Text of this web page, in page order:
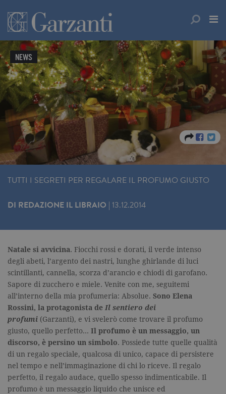
NEWS
TUTTI I SEGRETI PER REGALARE IL PROFUMO GIUSTO
DI REDAZIONE IL LIBRAIO | 13.12.2014
Natale si avvicina. Fiocchi rossi e dorati, il verde intenso
degli abeti, l’argento dei nastri, lunghe ghirlande di luci
scintillanti, cannella, scorza d’arancio e chiodi di garofano.
Sapore di zucchero e miele. Venite con me, seguitemi
all’interno della mia profumeria: Absolue. Sono Elena
Rossini, la protagonista de Il sentiero dei
profumi (Garzanti), e vi svelerò come trovare il profumo
giusto, quello perfetto… Il profumo è un messaggio, un
discorso, è persino un simbolo. Possiede tutte quelle qualità
di un regalo speciale, qualcosa di unico, capace di persistere
nel tempo e nell’immaginazione di chi lo riceve. Il regalo
perfetto, il regalo audace, quello spesso indimenticabile. Il
profumo è un messaggio liquido che unisce ed